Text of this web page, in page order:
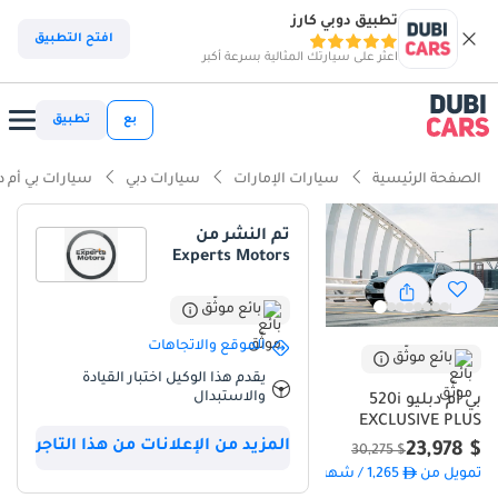
تطبيق دوبي كارز
اعثر على سيارتك المثالية بسرعة أكبر
افتح التطبيق
بع تطبيق
الصفحة الرئيسية سيارات الإمارات سيارات دبي سيارات بي أم
بائع موثّق
بي أم دبليو 520i
EXCLUSIVE PLUS
$ 23,978
$ 30,275
تمويل من
1,265 / شهر
تم النشر من
Experts Motors
بائع موثّق
الموقع والاتجاهات
يقدم هذا الوكيل اختبار القيادة
والاستبدال
المزيد من الإعلانات من هذا التاجر
ذكاء دوبي كارز
ذكاء دوبيكارز
تصنيف السلامة 5 نجوم من NCAP
أقل معدل استهلاك في فئته
أحدث معايير أنظمة مساعدة السائق المتقدمة (ADAS)
ملخص
تُمثل هذه السيدان التنفيذية موديل 2021 خيارًا متوازنًا للسائقين المحترفين
في دول مجلس التعاون الخليجي، إذ تُوفر مظهرًا أنيقًا دون تكاليف
التشغيل الباهظة للمحركات الأكبر حجمًا. وباعتبارها فئة